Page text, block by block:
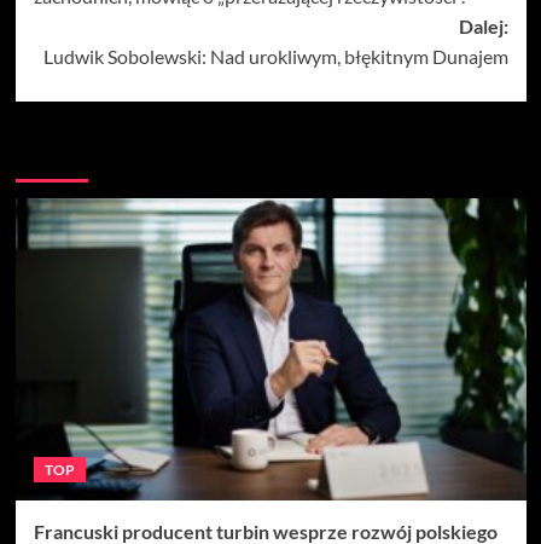
Dalej:
Ludwik Sobolewski: Nad urokliwym, błękitnym Dunajem
TOP
Francuski producent turbin wesprze rozwój polskiego